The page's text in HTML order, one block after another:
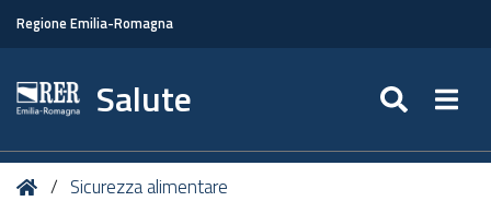
Regione Emilia-Romagna
Salute
Tu HomeSicurezza alimentare